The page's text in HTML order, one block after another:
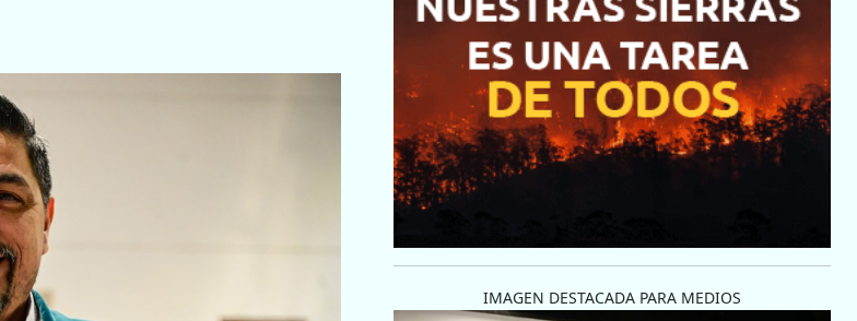
IMAGEN DESTACADA PARA MEDIOS